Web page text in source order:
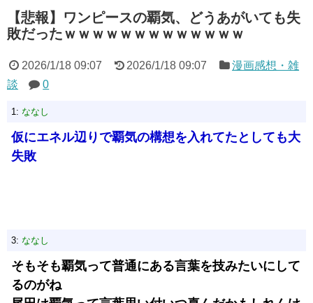
【悲報】ワンピースの覇気、どうあがいても失
敗だったｗｗｗｗｗｗｗｗｗｗｗｗｗ
2026/1/18 09:07 2026/1/18 09:07
漫画感想・雑
談
0
1: ななし
仮にエネル辺りで覇気の構想を入れてたとしても大
失敗
3: ななし
そもそも覇気って普通にある言葉を技みたいにして
るのがね